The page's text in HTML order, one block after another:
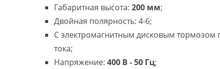
Габаритная высота: 200 мм;
Двойная полярность: 4-6;
С электромагнитным дисковым тормозом
тока;
Напряжение: 400 В - 50 Гц;